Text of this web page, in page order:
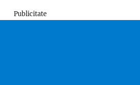
Publicitate